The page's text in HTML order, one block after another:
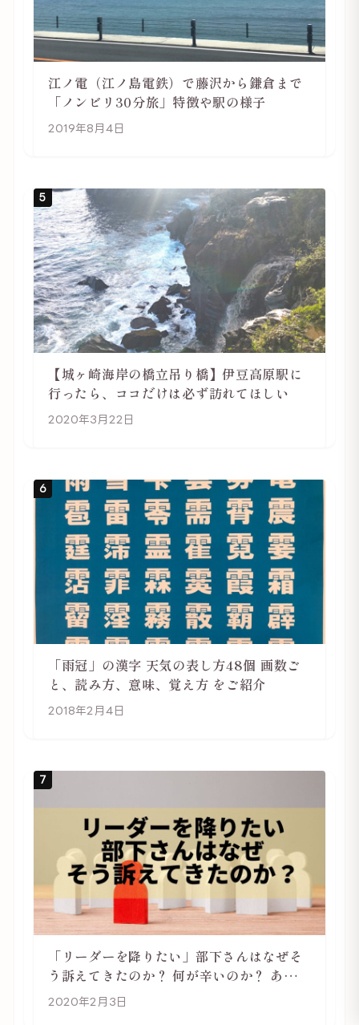
江ノ電（江ノ島電鉄）で藤沢から鎌倉まで
「ノンビリ30分旅」特徴や駅の様子
2019年8月4日
5
【城ヶ崎海岸の橋立吊り橋】伊豆高原駅に
行ったら、ココだけは必ず訪れてほしい
2020年3月22日
6
「雨冠」の漢字 天気の表し方48個 画数ご
と、読み方、意味、覚え方 をご紹介
2018年2月4日
7
「リーダーを降りたい」部下さんはなぜそ
う訴えてきたのか？ 何が辛いのか？ あらた
めて考えてみる
2020年2月3日